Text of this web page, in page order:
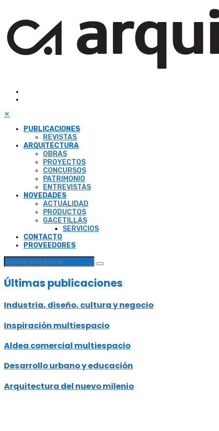
✕
PUBLICACIONES
REVISTAS
ARQUITECTURA
OBRAS
PROYECTOS
CONCURSOS
PATRIMONIO
ENTREVISTAS
NOVEDADES
ACTUALIDAD
PRODUCTOS
GACETILLAS
SERVICIOS
CONTACTO
PROVEEDORES
Últimas publicaciones
Industria, diseño, cultura y negocio
Inspiración multiespacio
Aldea comercial multiespacio
Desarrollo urbano y educación
Arquitectura del nuevo milenio